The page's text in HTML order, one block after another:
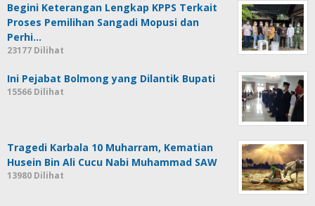
Begini Keterangan Lengkap KPPS Terkait
Proses Pemilihan Sangadi Mopusi dan
Perhi…
23177 Dilihat
Ini Pejabat Bolmong yang Dilantik Bupati
15566 Dilihat
Tragedi Karbala 10 Muharram, Kematian
Husein Bin Ali Cucu Nabi Muhammad SAW
13980 Dilihat